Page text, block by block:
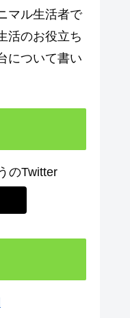
マル生活者で
活のお役立ち
について書い
のTwitter